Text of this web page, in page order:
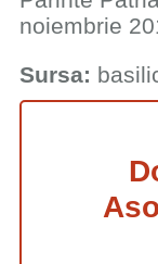
noiembrie
Sursa: